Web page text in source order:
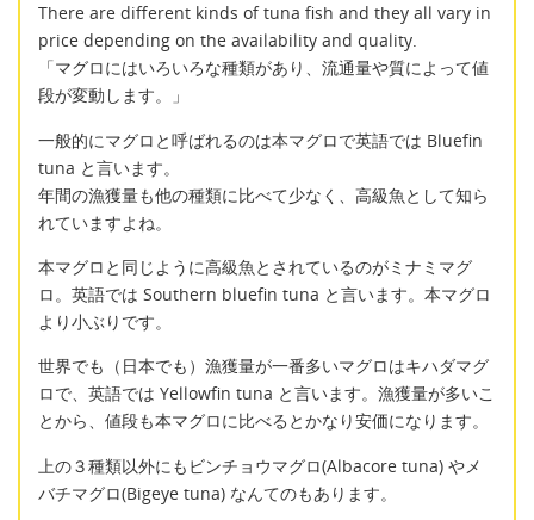
There are different kinds of tuna fish and they all vary in
price depending on the availability and quality.
「マグロにはいろいろな種類があり、流通量や質によって値
段が変動します。」
一般的にマグロと呼ばれるのは本マグロで英語では Bluefin
tuna と言います。
年間の漁獲量も他の種類に比べて少なく、高級魚として知ら
れていますよね。
本マグロと同じように高級魚とされているのがミナミマグ
ロ。英語では Southern bluefin tuna と言います。本マグロ
より小ぶりです。
世界でも（日本でも）漁獲量が一番多いマグロはキハダマグ
ロで、英語では Yellowfin tuna と言います。漁獲量が多いこ
とから、値段も本マグロに比べるとかなり安価になります。
上の３種類以外にもビンチョウマグロ(Albacore tuna) やメ
バチマグロ(Bigeye tuna) なんてのもあります。